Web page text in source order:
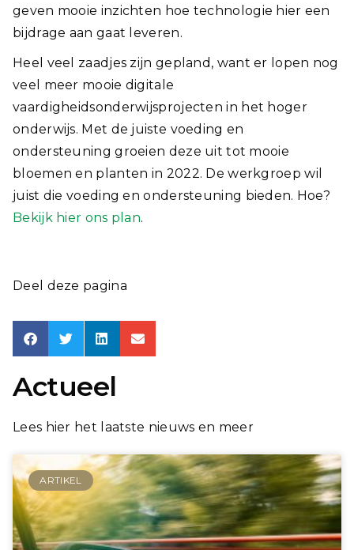
geven mooie inzichten hoe technologie hier een
bijdrage aan gaat leveren.
Heel veel zaadjes zijn gepland, want er lopen nog
veel meer mooie digitale
vaardigheidsonderwijsprojecten in het hoger
onderwijs. Met de juiste voeding en
ondersteuning groeien deze uit tot mooie
bloemen en planten in 2022. De werkgroep wil
juist die voeding en ondersteuning bieden. Hoe?
Bekijk hier ons plan.
Deel deze pagina
Actueel
Lees hier het laatste nieuws en meer
ARTIKEL